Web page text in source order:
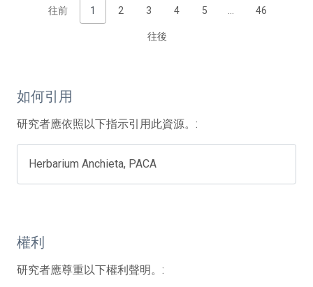
往前 1 2 3 4 5 46
往後
如何引用
研究者應依照以下指示引用此資源。:
Herbarium Anchieta, PACA
權利
研究者應尊重以下權利聲明。: